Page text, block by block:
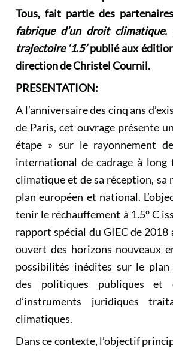
Tous, fait partie des
fabrique d’un droit
trajectoire ‘1.5’publié aux
direction de Christel Cournil.
PRESENTATION:
A l’anniversaire des cinq ans
de Paris, cet ouvrage présente
étape » sur le rayonnement
international de cadrage à long
climatique et de sa réception, sa
plan européen et national.
tenir le réchauffement à 1.5° C
rapport spécial du GIEC de
ouvert des horizons nouveaux
possibilités inédites sur le plan
des politiques publiques et
d’instruments juridiques
climatiques.
Dans ce contexte, l’objectif